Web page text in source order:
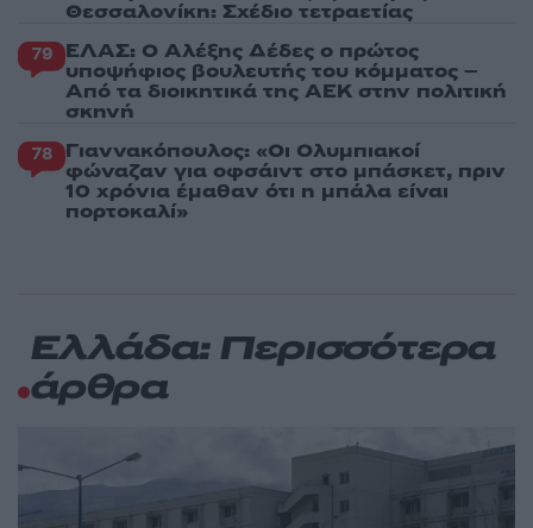
Θεσσαλονίκη: Σχέδιο τετραετίας
79 ΕΛΑΣ: Ο Αλέξης Δέδες ο πρώτος
υποψήφιος βουλευτής του κόμματος –
Από τα διοικητικά της ΑΕΚ στην πολιτική
σκηνή
78 Γιαννακόπουλος: «Οι Ολυμπιακοί
φώναζαν για οφσάιντ στο μπάσκετ, πριν
10 χρόνια έμαθαν ότι η μπάλα είναι
πορτοκαλί»
Ελλάδα: Περισσότερα
άρθρα